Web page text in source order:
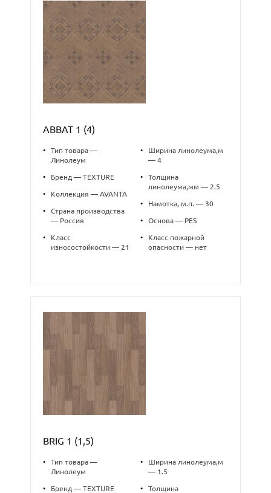
ABBAT 1 (4)
•
Тип товара —
Линолеум
• Бренд — TEXTURE
• Коллекция — AVANTA
•
Страна производства
— Россия
•
Класс
износостойкости — 21
•
Ширина линолеума,м
— 4
•
Толщина
линолеума,мм — 2.5
• Намотка, м.п. — 30
• Основа — PES
•
Класс пожарной
опасности — нет
BRIG 1 (1,5)
•
Тип товара —
Линолеум
• Бренд — TEXTURE
•
Ширина линолеума,м
— 1.5
•
Толщина